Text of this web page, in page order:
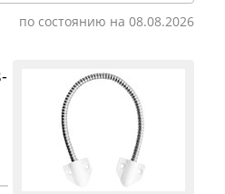
по состоянию на 08.08.2026